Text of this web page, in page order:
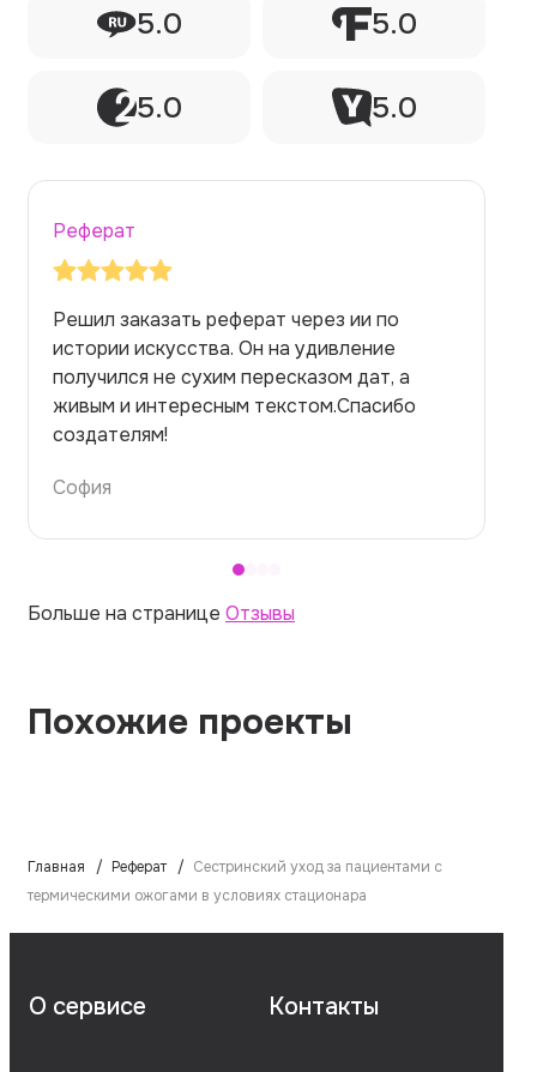
5.0 5.0
5.0 5.0
Реферат
Заказывала реферат с помощью нейросети
на медицинскую тему. Ожидала худшего,
но справилась. Термины использовала
правильно. Для быстрого ознакомления с
темой — идеально.
Алина
Больше на странице Отзывы
Похожие проекты
Главная Реферат
Сестринский уход за пациентами с
термическими ожогами в условиях стационара
О сервисе Контакты